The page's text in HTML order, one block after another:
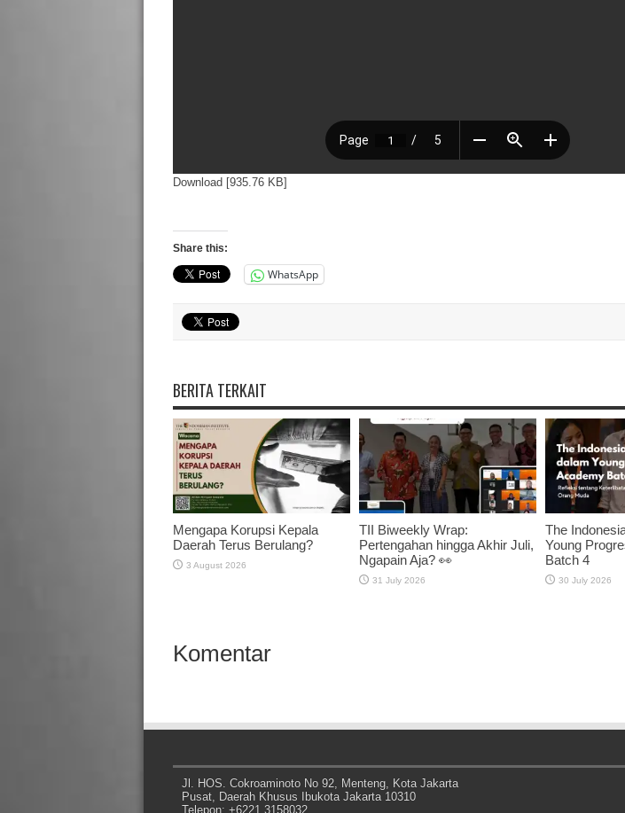
Download [935.76 KB]
Share this:
WhatsApp
BERITA TERKAIT
Mengapa Korupsi Kepala
Daerah Terus Berulang?
3 August 2026
TII Biweekly Wrap:
Pertengahan hingga Akhir Juli,
Ngapain Aja? 👀
31 July 2026
The
Young
Batch 4
30 July 2026
Komentar
Jl. HOS. Cokroaminoto No 92, Menteng, Kota Jakarta
Pusat, Daerah Khusus Ibukota Jakarta 10310
Telepon: +6221 3158032